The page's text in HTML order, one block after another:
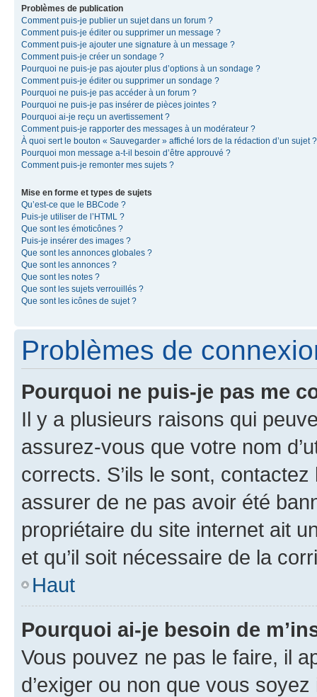
Problèmes de publication
Comment puis-je publier un sujet dans un forum ?
Comment puis-je éditer ou supprimer un message ?
Comment puis-je ajouter une signature à un message ?
Comment puis-je créer un sondage ?
Pourquoi ne puis-je pas ajouter plus d’options à un sondage ?
Comment puis-je éditer ou supprimer un sondage ?
Pourquoi ne puis-je pas accéder à un forum ?
Pourquoi ne puis-je pas insérer de pièces jointes ?
Pourquoi ai-je reçu un avertissement ?
Comment puis-je rapporter des messages à un modérateur ?
À quoi sert le bouton « Sauvegarder » affiché lors de la rédaction d’un sujet ?
Pourquoi mon message a-t-il besoin d’être approuvé ?
Comment puis-je remonter mes sujets ?
Mise en forme et types de sujets
Qu’est-ce que le BBCode ?
Puis-je utiliser de l’HTML ?
Que sont les émoticônes ?
Puis-je insérer des images ?
Que sont les annonces globales ?
Que sont les annonces ?
Que sont les notes ?
Que sont les sujets verrouillés ?
Que sont les icônes de sujet ?
Problèmes de
Pourquoi ne puis-je pas me
Il y a plusieurs raisons qui
assurez-vous que votre nom
corrects. S’ils le sont,
assurer de ne pas avoir été
propriétaire du site internet ait
et qu’il soit nécessaire de la
Haut
Pourquoi ai-je besoin de
Vous pouvez ne pas le faire, il
d’exiger ou non que vous